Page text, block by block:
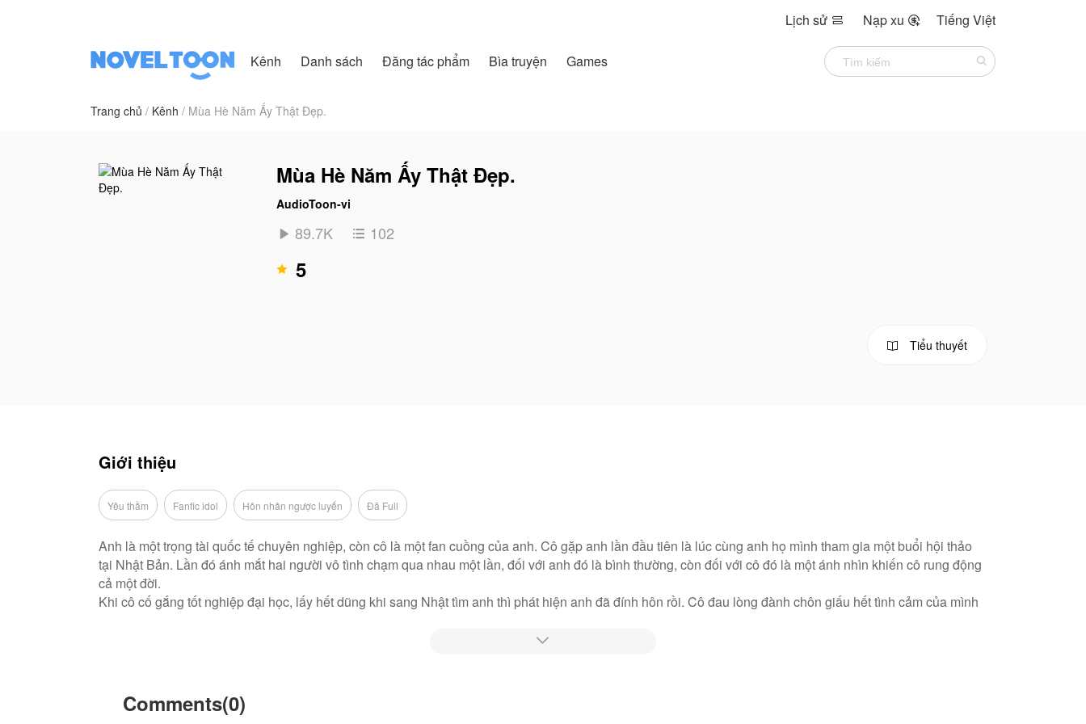
Lịch sử  Nạp xu  Tiếng Việt
Kênh Danh sách Đăng tác phẩm Bìa truyện Games
Trang chủ Kênh Mùa Hè Năm Ấy Thật Đẹp.
Mùa Hè Năm Ấy Thật Đẹp.
AudioToon-vi
 89.7K  102
 5
 Tiểu thuyết
Giới thiệu
Yêu thầm Fanfic idol Hôn nhân ngược luyến Đã Full
Anh là một trọng tài quốc tế chuyên nghiệp, còn cô là một fan cuồng của anh. Cô gặp anh lần đầu tiên là lúc cùng anh họ mình tham gia một buổi hội thảo
tại Nhật Bản. Lần đó ánh mắt hai người vô tình chạm qua nhau một lần, đối với anh đó là bình thường, còn đối với cô đó là một ánh nhìn khiến cô rung động
cả một đời.
Khi cô cố gắng tốt nghiệp đại học, lấy hết dũng khi sang Nhật tìm anh thì phát hiện anh đã đính hôn rồi. Cô đau lòng đành chôn giấu hết tình cảm của mình
Vì một vài sự hiểu lầm do cô gây ra, anh bị vợ sắp cưới hủy hôn, lại bị gia đình cô ép cưới cô để chịu trách nhiệm. Cô cứ ngỡ khi làm vợ anh mọi thứ sẽ
Truyện này do AudioToon-vi cho phép AudioToon đăng tải, nội dung chỉ là quan điểm của bản thân tác giả, không thể hiện lập trường của AudioToon

Comments(0)